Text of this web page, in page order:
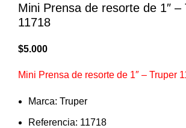
Mini Prensa de resorte de 1″ –
11718
$5.000
Mini Prensa de resorte de 1″ – Truper
Marca: Truper
Referencia: 11718